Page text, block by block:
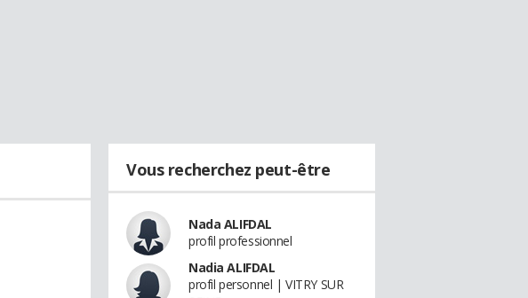
Vous recherchez peut-être
Nada ALIFDAL
profil professionnel
Nadia ALIFDAL
profil personnel | VITRY SUR